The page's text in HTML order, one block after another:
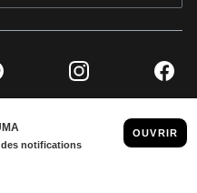
Instagram
2026. TOUS DROITS RÉSERVÉS
MENTIONS ET DONNÉES LÉGALES